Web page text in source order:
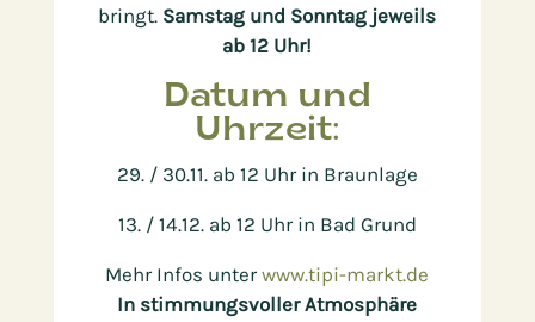
bringt. Samstag und Sonntag jeweils
ab 12 Uhr!
Datum und
Uhrzeit:
29. / 30.11. ab 12 Uhr in Braunlage
13. / 14.12. ab 12 Uhr in Bad Grund
Mehr Infos unterwww.tipi-markt.de
In stimmungsvoller Atmosphäre